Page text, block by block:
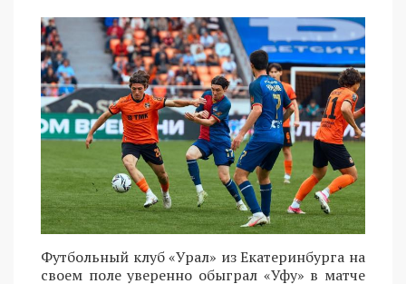
Футбольный клуб «Урал» из Екатеринбурга на
своем поле уверенно обыграл «Уфу» в матче